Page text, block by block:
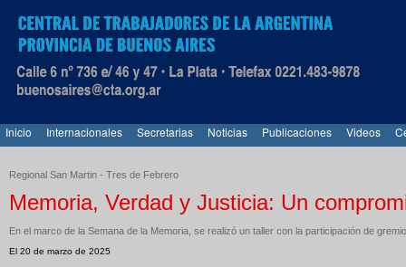
Inicio Internacionales Secretarias Noticias Publicaciones Videos
Regional San Martin - Tres de Febrero
Memoria, Verdad y Justicia: Un
En el marco de la Semana de la Memoria, se realizó un taller con la participación de
El 20 de marzo de 2025